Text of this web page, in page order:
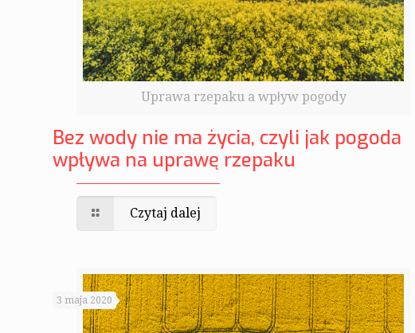
Uprawa rzepaku a wpływ pogody
Bez wody nie ma życia, czyli jak pogoda
wpływa na uprawę rzepaku
Czytaj dalej
3 maja 2020